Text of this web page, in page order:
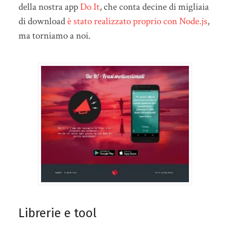
della nostra appDo It, che conta decine di migliaia
di downloadè stato realizzato proprio con Node.js,
ma torniamo a noi.
Librerie e tool